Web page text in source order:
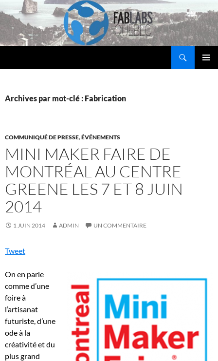
au
contenu
Archives par mot-clé : Fabrication
COMMUNIQUÉ DE PRESSE,ÉVÉNEMENTS
MINI MAKER FAIRE DE
MONTRÉAL AU CENTRE
GREENE LES 7 ET 8 JUIN
2014
1 JUIN 2014 ADMIN UN COMMENTAIRE
Tweet
On en parle
comme d’une
foire à
l’artisanat
futuriste, d’une
ode à la
créativité et du
plus grand